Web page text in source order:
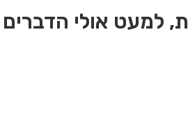
, למעט אולי הדברים